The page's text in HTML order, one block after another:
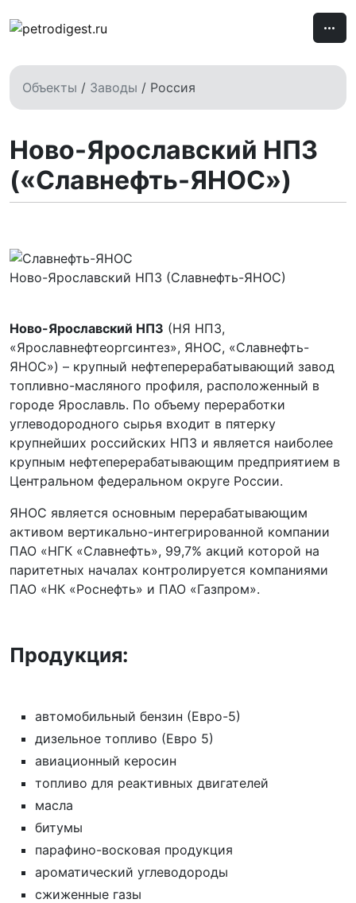
Объекты / Заводы / Россия
Ново-Ярославский НПЗ
(«Славнефть-ЯНОС»)
Ново-Ярославский НПЗ (Славнефть-ЯНОС)
Ново-Ярославский НПЗ (НЯ НПЗ,
«Ярославнефтеоргсинтез», ЯНОС, «Славнефть-
ЯНОС») – крупный нефтеперерабатывающий завод
топливно-масляного профиля, расположенный в
городе Ярославль. По объему переработки
углеводородного сырья входит в пятерку
крупнейших российских НПЗ и является наиболее
крупным нефтеперерабатывающим предприятием в
Центральном федеральном округе России.
ЯНОС является основным перерабатывающим
активом вертикально-интегрированной компании
ПАО «НГК «Славнефть», 99,7% акций которой на
паритетных началах контролируется компаниями
ПАО «НК «Роснефть» и ПАО «Газпром».
Продукция:
автомобильный бензин (Евро-5)
дизельное топливо (Евро 5)
авиационный керосин
топливо для реактивных двигателей
масла
битумы
парафино-восковая продукция
ароматический углеводороды
сжиженные газы